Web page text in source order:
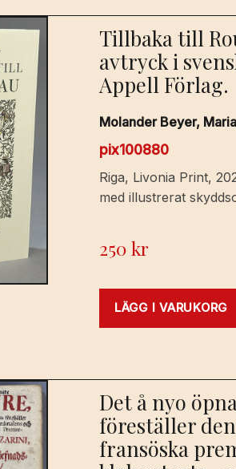
Tillbaka till
avtryck i
Appell Förlag.
Molander Beyer,
pix100880
Riga, Livonia Print,
med illustrerat
250kr
LÄGG I VARUKORG
Det å nyo
föreställer
fransöska